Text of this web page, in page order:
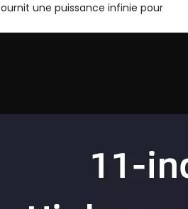
une puissance infinie pour